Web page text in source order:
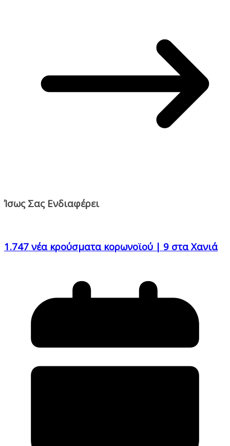
Ίσως Σας Ενδιαφέρει
1.747 νέα κρούσματα κορωνοϊού | 9 στα Χανιά